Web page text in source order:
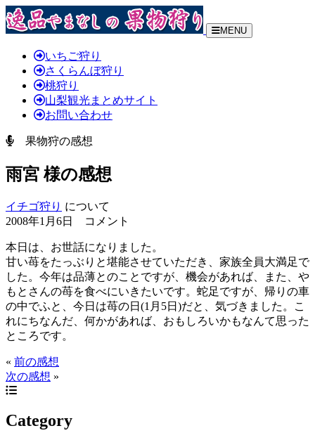
MENU
いちご狩り
さくらんぼ狩り
桃狩り
山梨観光まとめサイト
お問い合わせ
果物狩の感想
雨宮 様の感想
イチゴ狩り について
2008年1月6日 コメント
本日は、お世話になりました。
甘い苺をたっぶりと堪能させていただき、家族全員大満足で
した。今年は品薄とのことですが、機会があれば、また、や
もとさんの苺を食べにいきたいです。蛇足ですが、帰りの車
の中でふと、今日は苺の日(1月5日)だと、気づきました。こ
れにちなんだ、何かがあれば、おもしろいかもなんて思った
ところです。
« 前の感想
次の感想 »
Category